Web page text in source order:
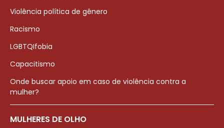
Violência política de gênero
Racismo
LGBTQIfobia
Capacitismo
Onde buscar apoio em caso de violência contra a
mulher?
MULHERES DE OLHO